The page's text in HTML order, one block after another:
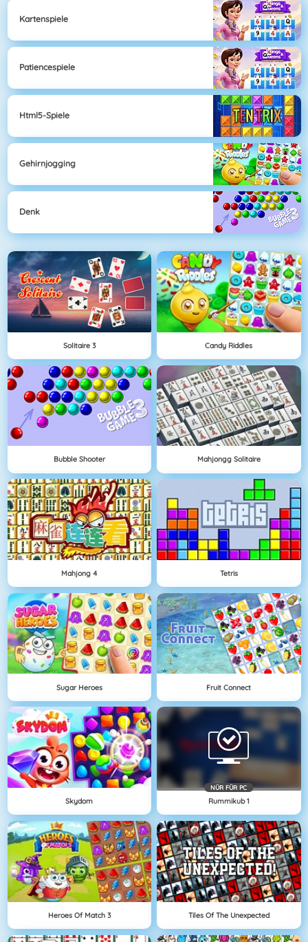
Kartenspiele
Patiencespiele
Html5-Spiele
Gehirnjogging
Denk
Solitaire 3 Candy Riddles
Bubble Shooter Mahjongg Solitaire
Mahjong 4 Tetris
Sugar Heroes Fruit Connect
Skydom
NÜR FÜR PC
Rummikub 1
Heroes Of Match 3 Tiles Of The Unexpected